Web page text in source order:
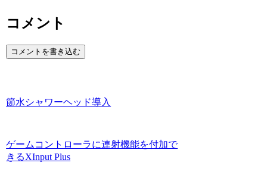
コメント
コメントを書き込む
節水シャワーヘッド導入
ゲームコントローラに連射機能を付加で
きるXInput Plus